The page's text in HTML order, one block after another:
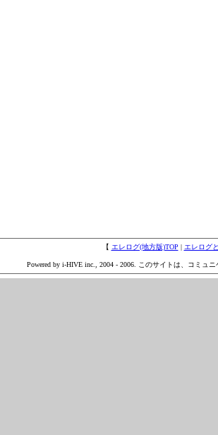
【 エレログ(地方版)TOP | エレログ
Powered by i-HIVE inc., 2004 - 2006. このサイトは、コミュ